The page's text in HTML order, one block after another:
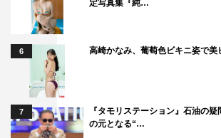
旅先は、普段候補にあがらないような地
でも、行ってみると、とても魅力的な場
んな埋もれた日本の魅力を紹介し、田舎
伝いができればとも思っています。本当
さんは打ち上げの時、「土スペ枠は笑い
らないよね」と冷静に言っていました。
当たらないことを祈ります。
定写真集『純…
6 高崎かなみ、葡萄色ビキニ姿で美
7
『タモリステーション』石油の
の元となる“…